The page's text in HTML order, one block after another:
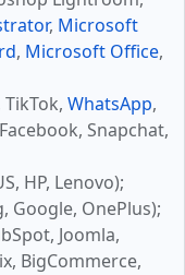
, Microsoft
, Microsoft Office,
TikTok, WhatsApp,
Snapchat,
HP, Lenovo);
Google, OnePlus);
Joomla,
BigCommerce,